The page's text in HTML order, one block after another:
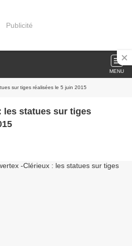
Publicité
MENU
sur tiges réalisées le 5 juin 2015
les statues sur tiges